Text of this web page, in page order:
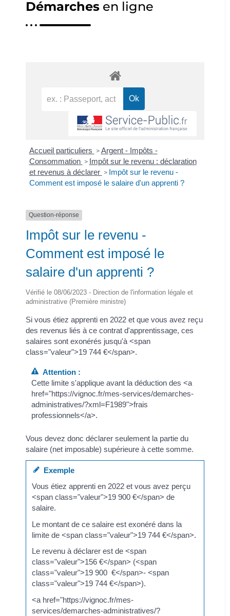
Démarches en ligne
Accueil particuliers > Argent - Impôts -
Consommation > Impôt sur le revenu : déclaration
et revenus à déclarer > Impôt sur le revenu -
Comment est imposé le salaire d'un apprenti ?
Question-réponse
Impôt sur le revenu -
Comment est imposé le
salaire d'un apprenti ?
Vérifié le 08/06/2023 - Direction de l'information légale et
administrative (Première ministre)
Si vous étiez apprenti en 2022 et que vous avez reçu
des revenus liés à ce contrat d'apprentissage, ces
salaires sont exonérés jusqu'à <span
class="valeur">19 744 €</span>.
Attention :
Cette limite s'applique avant la déduction des <a
href="https://vignoc.fr/mes-services/demarches-
administratives/?xml=F1989">frais
professionnels</a>.
Vous devez donc déclarer seulement la partie du
salaire (net imposable) supérieure à cette somme.
Exemple
Vous étiez apprenti en 2022 et vous avez perçu
<span class="valeur">19 900 €</span> de
salaire.
Le montant de ce salaire est exonéré dans la
limite de <span class="valeur">19 744 €</span>.
Le revenu à déclarer est de <span
class="valeur">156 €</span> (<span
class="valeur">19 900 €</span>- <span
class="valeur">19 744 €</span>).
<a href="https://vignoc.fr/mes-
services/demarches-administratives/?